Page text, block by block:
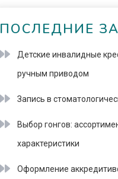
ПОСЛЕДНИЕ
Детские инвалидные
ручным приводом
Запись в
Выбор гонгов:
характеристики
Оформление